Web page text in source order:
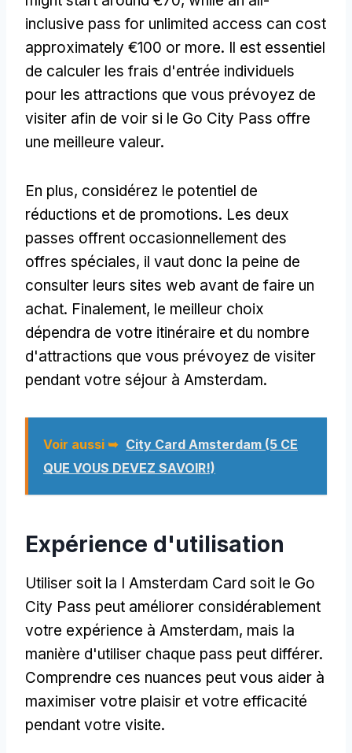
inclusive pass for unlimited access can cost
approximately €100 or more. Il est essentiel
de calculer les frais d'entrée individuels
pour les attractions que vous prévoyez de
visiter afin de voir si le Go City Pass offre
une meilleure valeur.
En plus, considérez le potentiel de
réductions et de promotions. Les deux
passes offrent occasionnellement des
offres spéciales, il vaut donc la peine de
consulter leurs sites web avant de faire un
achat. Finalement, le meilleur choix
dépendra de votre itinéraire et du nombre
d'attractions que vous prévoyez de visiter
pendant votre séjour à Amsterdam.
Voir aussi ➥ City Card Amsterdam (5 CE
QUE VOUS DEVEZ SAVOIR!)
Expérience d'utilisation
Utiliser soit la I Amsterdam Card soit le Go
City Pass peut améliorer considérablement
votre expérience à Amsterdam, mais la
manière d'utiliser chaque pass peut différer.
Comprendre ces nuances peut vous aider à
maximiser votre plaisir et votre efficacité
pendant votre visite.